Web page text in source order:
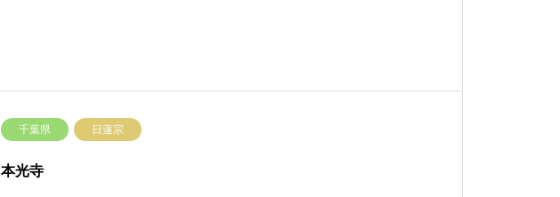
千葉県 日蓮宗
本光寺